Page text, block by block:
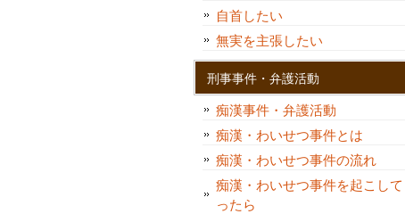
自首したい
無実を主張したい
刑事事件・弁護活動
痴漢事件・弁護活動
痴漢・わいせつ事件とは
痴漢・わいせつ事件の流れ
痴漢・わいせつ事件を起こして
ったら